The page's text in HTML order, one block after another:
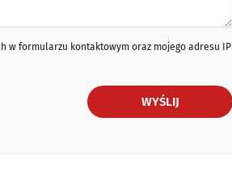
w formularzu kontaktowym oraz mojego adresu IP
WYŚLIJ